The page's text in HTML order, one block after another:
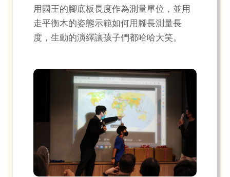
用國王的腳底板長度作為測量單位，並用
走平衡木的姿態示範如何用腳長測量長
度，生動的演繹讓孩子們都哈哈大笑。